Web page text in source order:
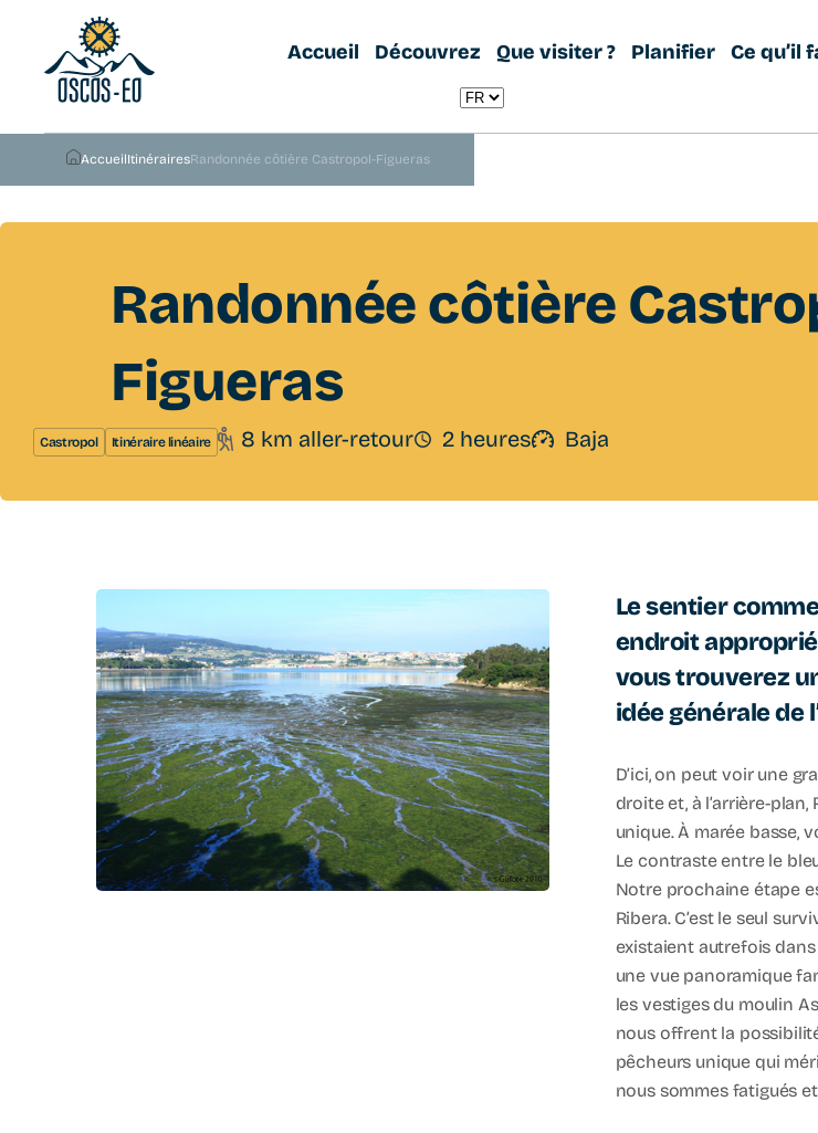
Accueil Découvrez Que visiter ? Planifier Ce qu’il
AccueilItinérairesRandonnée côtière Castropol-Figueras
Randonnée côtière
Figueras
Castropol Itinéraire linéaire 8 km aller-retour 2 heures Baja
Le sentier
endroit
vous trouverez
idée générale de
D’ici, on peut voir une
droite et, à l’arrière-
unique. À marée basse,
Le contraste entre le
Notre prochaine étape
Ribera. C’est le seul
existaient autrefois
une vue panoramique
les vestiges du moulin
nous offrent la
pêcheurs unique qui
nous sommes fatigués